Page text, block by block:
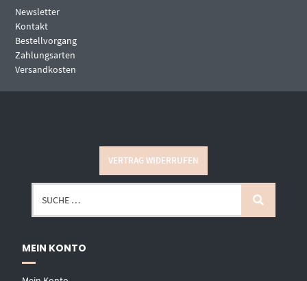
Newsletter
Kontakt
Bestellvorgang
Zahlungsarten
Versandkosten
VERTRAG WIDERRUFEN
MEIN KONTO